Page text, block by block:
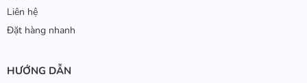
Liên hệ
Đặt hàng nhanh
HƯỚNG DẪN